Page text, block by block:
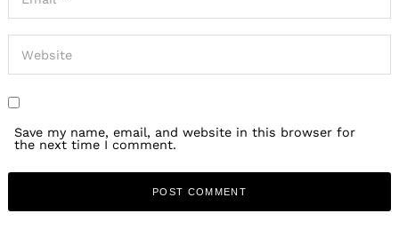
Save my name, email, and website in this browser for
the next time I comment.